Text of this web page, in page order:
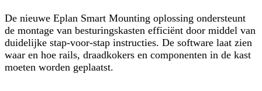
De nieuwe Eplan Smart Mounting oplossing ondersteunt
de montage van besturingskasten efficiënt door middel van
duidelijke stap-voor-stap instructies. De software laat zien
waar en hoe rails, draadkokers en componenten in de kast
moeten worden geplaatst.